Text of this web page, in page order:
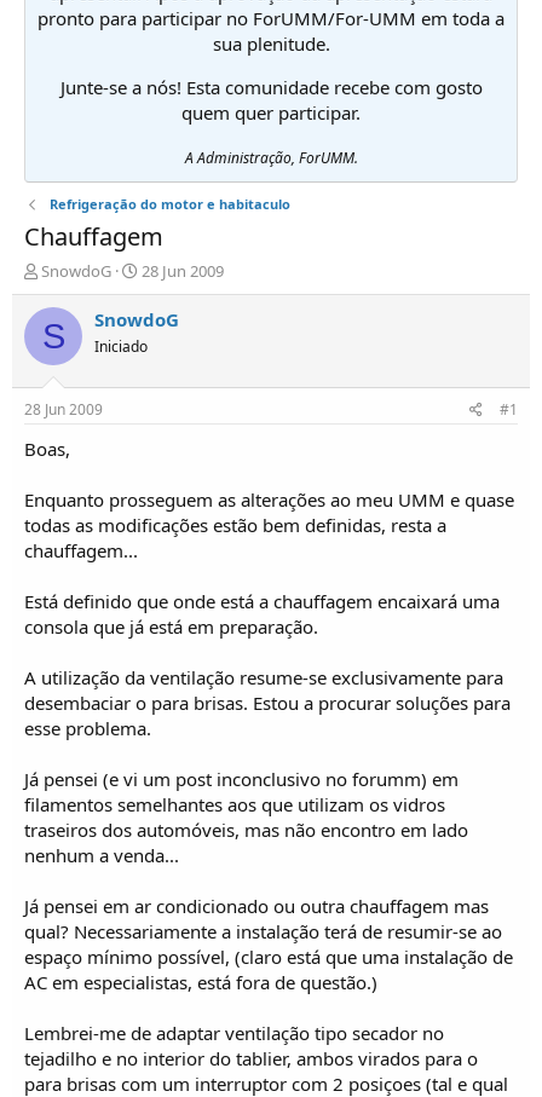
pronto para participar no ForUMM/For-UMM em toda a
sua plenitude.
Junte-se a nós! Esta comunidade recebe com gosto
quem quer participar.
A Administração, ForUMM.
Refrigeração do motor e habitaculo
Chauffagem
I
n
i
c
i
d
o
r
T
ó
p
c
s
SnowdoG
D
a
t
d
o
28 Jun 2009
S SnowdoG
Iniciado
28 Jun 2009 #1
Boas,
Enquanto prosseguem as alterações ao meu UMM e quase
todas as modificações estão bem definidas, resta a
chauffagem...
Está definido que onde está a chauffagem encaixará uma
consola que já está em preparação.
A utilização da ventilação resume-se exclusivamente para
desembaciar o para brisas. Estou a procurar soluções para
esse problema.
Já pensei (e vi um post inconclusivo no forumm) em
filamentos semelhantes aos que utilizam os vidros
traseiros dos automóveis, mas não encontro em lado
nenhum a venda...
Já pensei em ar condicionado ou outra chauffagem mas
qual? Necessariamente a instalação terá de resumir-se ao
espaço mínimo possível, (claro está que uma instalação de
AC em especialistas, está fora de questão.)
Lembrei-me de adaptar ventilação tipo secador no
tejadilho e no interior do tablier, ambos virados para o
para brisas com um interruptor com 2 posiçoes (tal e qual